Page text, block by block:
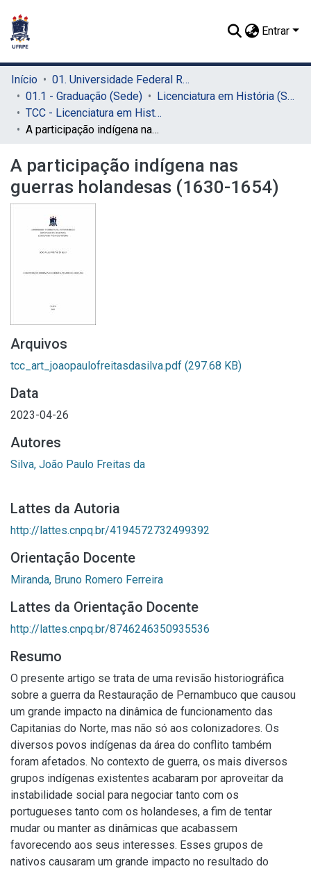
Entrar
Início
01. Universidade Federal Rural de Pernambuco - UFRPE (Sede)
01.1 - Graduação (Sede)
Licenciatura em História (Sede)
TCC - Licenciatura em História (Sede)
A participação indígena nas guerras holandesas (1630-1654)
A participação indígena nas
guerras holandesas (1630-1654)
Arquivos
tcc_art_joaopaulofreitasdasilva.pdf (297.68 KB)
Data
2023-04-26
Autores
Silva, João Paulo Freitas da
Lattes da Autoria
http://lattes.cnpq.br/4194572732499392
Orientação Docente
Miranda, Bruno Romero Ferreira
Lattes da Orientação Docente
http://lattes.cnpq.br/8746246350935536
Resumo
O presente artigo se trata de uma revisão historiográfica
sobre a guerra da Restauração de Pernambuco que causou
um grande impacto na dinâmica de funcionamento das
Capitanias do Norte, mas não só aos colonizadores. Os
diversos povos indígenas da área do conflito também
foram afetados. No contexto de guerra, os mais diversos
grupos indígenas existentes acabaram por aproveitar da
instabilidade social para negociar tanto com os
portugueses tanto com os holandeses, a fim de tentar
mudar ou manter as dinâmicas que acabassem
favorecendo aos seus interesses. Esses grupos de
nativos causaram um grande impacto no resultado do